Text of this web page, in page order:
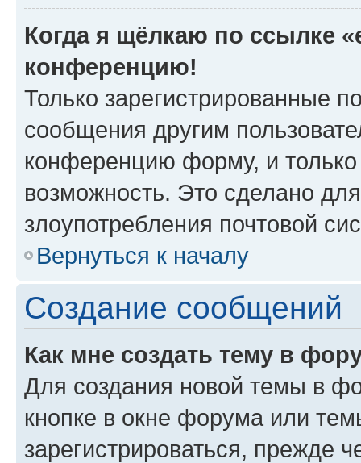
Когда я щёлкаю по ссылке
конференцию!
Только зарегистрированные
сообщения другим
конференцию форму, и
возможность. Это сделано
злоупотребления почтовой
Вернуться к началу
Создание сообщений
Как мне создать тему в
Для создания новой темы в
кнопке в окне форума или
зарегистрироваться, прежде